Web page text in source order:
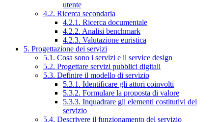
utente
4.2. Ricerca secondaria
4.2.1. Ricerca documentale
4.2.2. Analisi benchmark
4.2.3. Valutazione euristica
5. Progettazione dei servizi
5.1. Cosa sono i servizi e il service design
5.2. Progettare servizi pubblici digitali
5.3. Definire il modello di servizio
5.3.1. Identificare gli attori coinvolti
5.3.2. Formulare la proposta di valore
5.3.3. Inquadrare gli elementi costitutivi del
servizio
5.4. Descrivere il funzionamento del servizio